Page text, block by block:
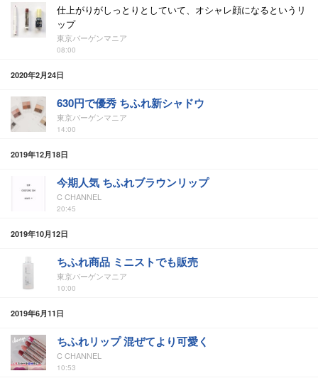
仕上がりがしっとりとしていて、オシャレ顔になるというリ
ップ
東京バーゲンマニア
08:00
2020年2月24日
630円で優秀 ちふれ新シャドウ
東京バーゲンマニア
14:00
2019年12月18日
今期人気 ちふれブラウンリップ
C CHANNEL
20:45
2019年10月12日
ちふれ商品 ミニストでも販売
東京バーゲンマニア
10:00
2019年6月11日
ちふれリップ 混ぜてより可愛く
C CHANNEL
10:53